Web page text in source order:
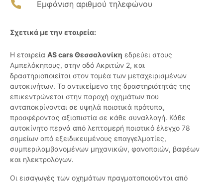
Εμφάνιση αριθμού τηλεφώνου
Σχετικά με την εταιρεία:
Η εταιρεία AS cars Θεσσαλονίκη εδρεύει στους
Αμπελόκηπους, στην οδό Ακριτών 2, και
δραστηριοποιείται στον τομέα των μεταχειρισμένων
αυτοκινήτων. Το αντικείμενο της δραστηριότητάς της
επικεντρώνεται στην παροχή οχημάτων που
ανταποκρίνονται σε υψηλά ποιοτικά πρότυπα,
προσφέροντας αξιοπιστία σε κάθε συναλλαγή. Κάθε
αυτοκίνητο περνά από λεπτομερή ποιοτικό έλεγχο 78
σημείων από εξειδικευμένους επαγγελματίες,
συμπεριλαμβανομένων μηχανικών, φανοποιών, βαφέων
και ηλεκτρολόγων.
Οι εισαγωγές των οχημάτων πραγματοποιούνται από